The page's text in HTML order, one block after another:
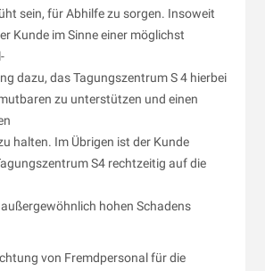
sein, für Abhilfe zu sorgen. Insoweit
Kunde im Sinne einer möglichst
dazu, das Tagungszentrum S 4 hierbei
zu unterstützen und einen
halten. Im Übrigen ist der Kunde
S4 rechtzeitig auf die
hohen Schadens
von Fremdpersonal für die